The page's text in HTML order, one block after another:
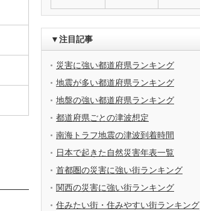
▼注目記事
災害に強い都道府県ランキング
地震が多い都道府県ランキング
地盤の強い都道府県ランキング
都道府県ごとの津波想定
南海トラフ地震の津波到着時間
日本で起きた自然災害年表一覧
首都圏の災害に強い街ランキング
関西の災害に強い街ランキング
住みたい街・住みやすい街ランキング